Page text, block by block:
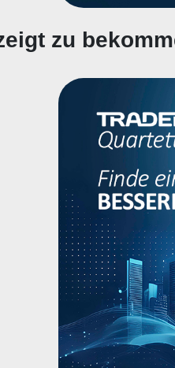
zu